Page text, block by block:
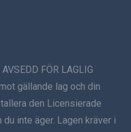
FÖR LAGLIG
gällande lag och din
den Licensierade
inte äger. Lagen kräver i